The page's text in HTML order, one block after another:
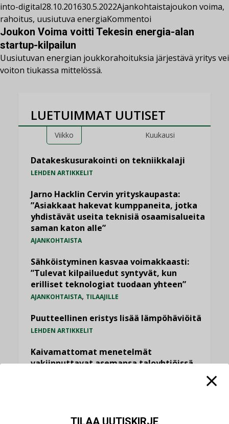
into-digital28.10.201630.5.2022Ajankohtaistajoukon voima,
rahoitus, uusiutuva energiaKommentoi
Joukon Voima voitti Tekesin energia-alan
startup-kilpailun
Uusiutuvan energian joukkorahoituksia järjestävä yritys vei
voiton tiukassa mittelössä.
LUETUIMMAT UUTISET
Viikko Kuukausi
Datakeskusurakointi on tekniikkalaji
LEHDEN ARTIKKELIT
Jarno Hacklin Cervin yrityskaupasta:
”Asiakkaat hakevat kumppaneita, jotka
yhdistävät useita teknisiä osaamisalueita
saman katon alle”
AJANKOHTAISTA
Sähköistyminen kasvaa voimakkaasti:
”Tulevat kilpailuedut syntyvät, kun
erilliset teknologiat tuodaan yhteen”
AJANKOHTAISTA, TILAAJILLE
Puutteellinen eristys lisää lämpöhäviöitä
LEHDEN ARTIKKELIT
Kaivamattomat menetelmät
vakiinnuttavat asemansa taloyhtiöissä
TILAA UUTISKIRJE